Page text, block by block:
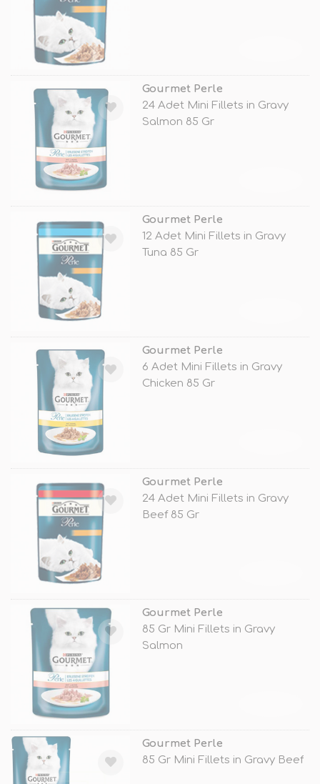
Gourmet Perle
24 Adet Mini Fillets in Gravy
Salmon 85 Gr
Gourmet Perle
12 Adet Mini Fillets in Gravy
Tuna 85 Gr
Gourmet Perle
6 Adet Mini Fillets in Gravy
Chicken 85 Gr
Gourmet Perle
24 Adet Mini Fillets in Gravy
Beef 85 Gr
Gourmet Perle
85 Gr Mini Fillets in Gravy
Salmon
Gourmet Perle
85 Gr Mini Fillets in Gravy Beef